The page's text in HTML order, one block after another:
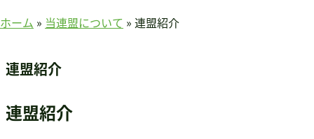
ホーム » 当連盟について » 連盟紹介
連盟紹介
連盟紹介
当連盟について
連盟紹介
定款